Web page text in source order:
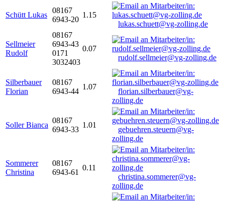
Schütt Lukas
08167
6943-20
1.15
lukas.schuett@vg-zolling.de
Sellmeier
Rudolf
08167
6943-43
0171
3032403
0.07
rudolf.sellmeier@vg-zolling.de
Silberbauer
Florian
08167
6943-44
1.07
florian.silberbauer@vg-
zolling.de
Soller Bianca
08167
6943-33
1.01
gebuehren.steuern@vg-
zolling.de
Sommerer
Christina
08167
6943-61
0.11
christina.sommerer@vg-
zolling.de